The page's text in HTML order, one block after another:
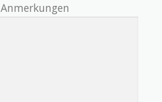
Anmerkungen